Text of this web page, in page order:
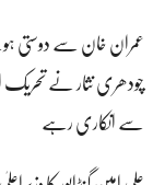
عمران خان سے دوستی
چودھری نثار نے
سے انکاری رہے